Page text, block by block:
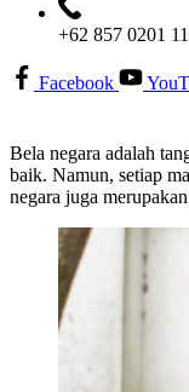
+62 857 0201
Facebook
Bela negara adalah
baik. Namun, setiap
negara juga